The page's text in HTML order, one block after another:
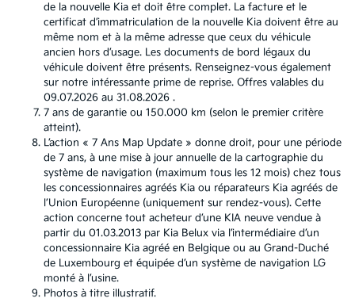
de la nouvelle Kia et doit être complet. La facture et le
certificat d’immatriculation de la nouvelle Kia doivent être au
même nom et à la même adresse que ceux du véhicule
ancien hors d’usage. Les documents de bord légaux du
véhicule doivent être présents. Renseignez-vous également
sur notre intéressante prime de reprise. Offres valables du
09.07.2026 au 31.08.2026 .
7 ans de garantie ou 150.000 km (selon le premier critère
atteint).
L’action « 7 Ans Map Update » donne droit, pour une période
de 7 ans, à une mise à jour annuelle de la cartographie du
système de navigation (maximum tous les 12 mois) chez tous
les concessionnaires agréés Kia ou réparateurs Kia agréés de
l’Union Européenne (uniquement sur rendez-vous). Cette
action concerne tout acheteur d’une KIA neuve vendue à
partir du 01.03.2013 par Kia Belux via l’intermédiaire d’un
concessionnaire Kia agréé en Belgique ou au Grand-Duché
de Luxembourg et équipée d’un système de navigation LG
monté à l’usine.
Photos à titre illustratif.